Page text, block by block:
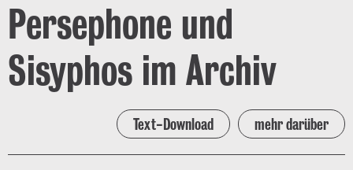
Persephone und
Sisyphos im Archiv
Text-Download mehr darüber